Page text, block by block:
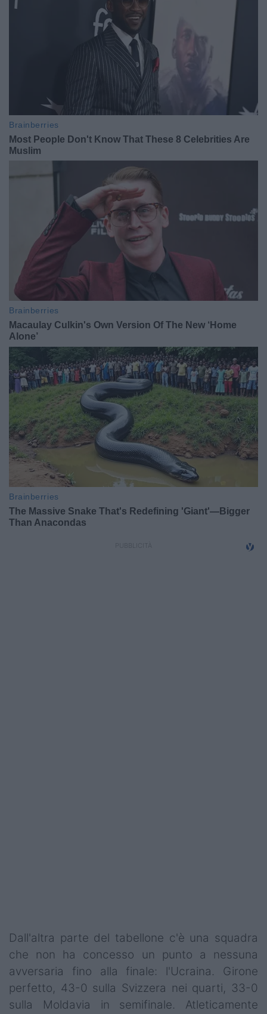
Dall'altra parte del tabellone c'è una squadra
che non ha concesso un punto a nessuna
avversaria fino alla finale: l'Ucraina. Girone
perfetto, 43-0 sulla Svizzera nei quarti, 33-0
sulla Moldavia in semifinale. Atleticamente